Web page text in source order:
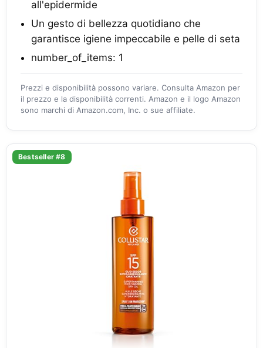
all'epidermide
Un gesto di bellezza quotidiano che
garantisce igiene impeccabile e pelle di seta
number_of_items: 1
Prezzi e disponibilità possono variare. Consulta Amazon per
il prezzo e la disponibilità correnti. Amazon e il logo Amazon
sono marchi di Amazon.com, Inc. o sue affiliate.
Bestseller #8